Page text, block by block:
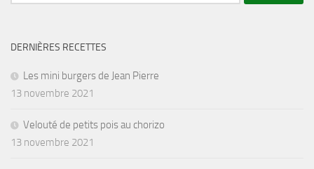
DERNIÈRES RECETTES
Les mini burgers de Jean Pierre
13 novembre 2021
Velouté de petits pois au chorizo
13 novembre 2021